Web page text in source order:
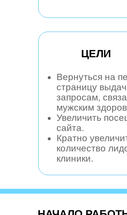
ЦЕЛИ
Вернуться на
страницу
запросам,
мужским
Увеличить
сайта.
Кратно
количество
клиники.